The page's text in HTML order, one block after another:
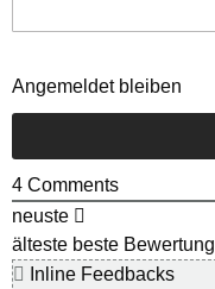
Angemeldet bleiben
4 Comments
neuste
älteste beste Bewertung
Inline Feedbacks